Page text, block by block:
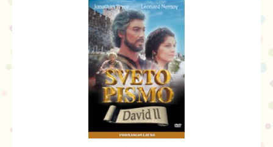
David 1
Prenos + 2.20€
DVD + 2.99€